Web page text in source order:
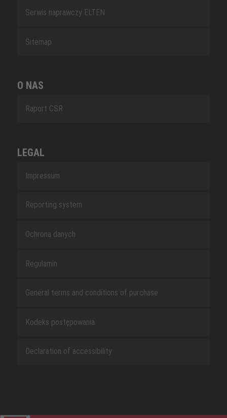
Serwis naprawczy ELTEN
Sitemap
O NAS
Raport CSR
LEGAL
Impressum
Reporting system
Ochrona danych
Regulamin
General terms and conditions of purchase
Kodeks postępowania
Declaration of accessibility